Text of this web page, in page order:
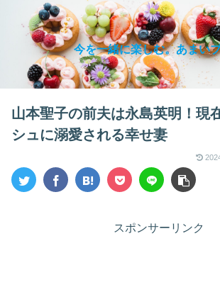
今を一緒に楽しむ。あまい
山本聖子の前夫は永島英明！現
シュに溺愛される幸せ妻
スポンサーリンク